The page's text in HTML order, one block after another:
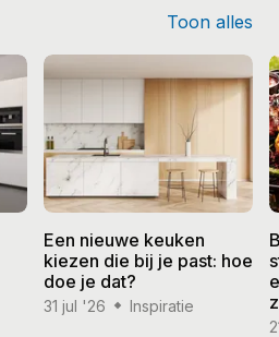
Toon alles
Een nieuwe keuken
kiezen die bij je past: hoe
doe je dat?
31 jul '26 Inspiratie